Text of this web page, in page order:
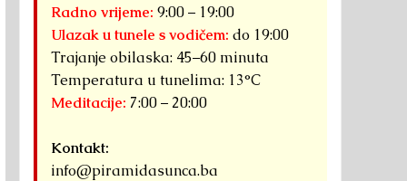
Radno vrijeme: 9:00 – 19:00
Ulazak u tunele s vodičem: do 19:00
Trajanje obilaska: 45–60 minuta
Temperatura u tunelima: 13°C
Meditacije: 7:00 – 20:00
Kontakt:
info@piramidasunca.ba